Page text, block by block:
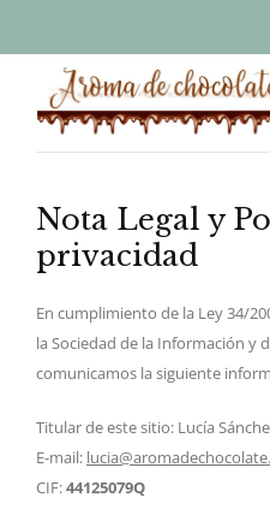
Nota Legal y
privacidad
En cumplimiento de la Ley 34/
la Sociedad de la Información y
comunicamos la siguiente
Titular de este sitio: Lucía
E-mail:
CIF:44125079Q